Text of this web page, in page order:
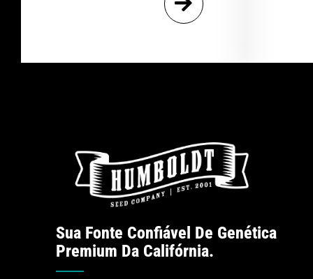
Sua Fonte Confiável De Genética
Premium Da Califórnia.